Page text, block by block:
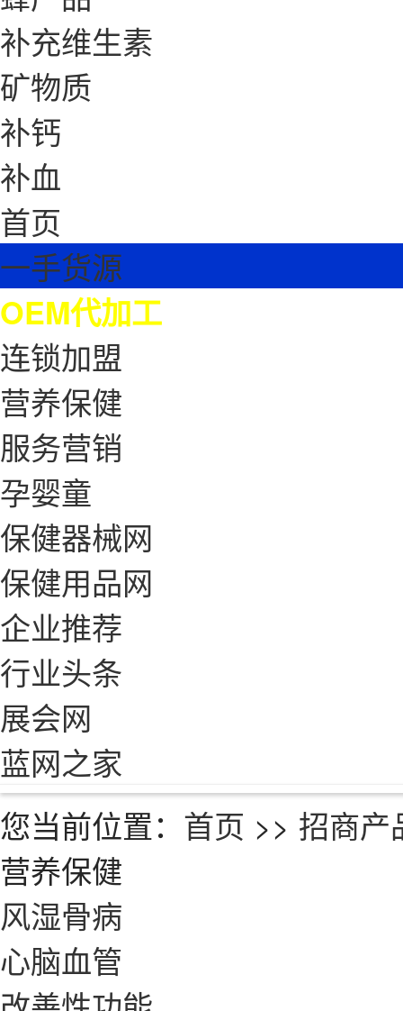
补充维生素
矿物质
补钙
补血
首页
一手货源
OEM代加工
连锁加盟
营养保健
服务营销
孕婴童
保健器械网
保健用品网
企业推荐
行业头条
展会网
蓝网之家
您当前位置： 首页 >> 招商产
营养保健
风湿骨病
心脑血管